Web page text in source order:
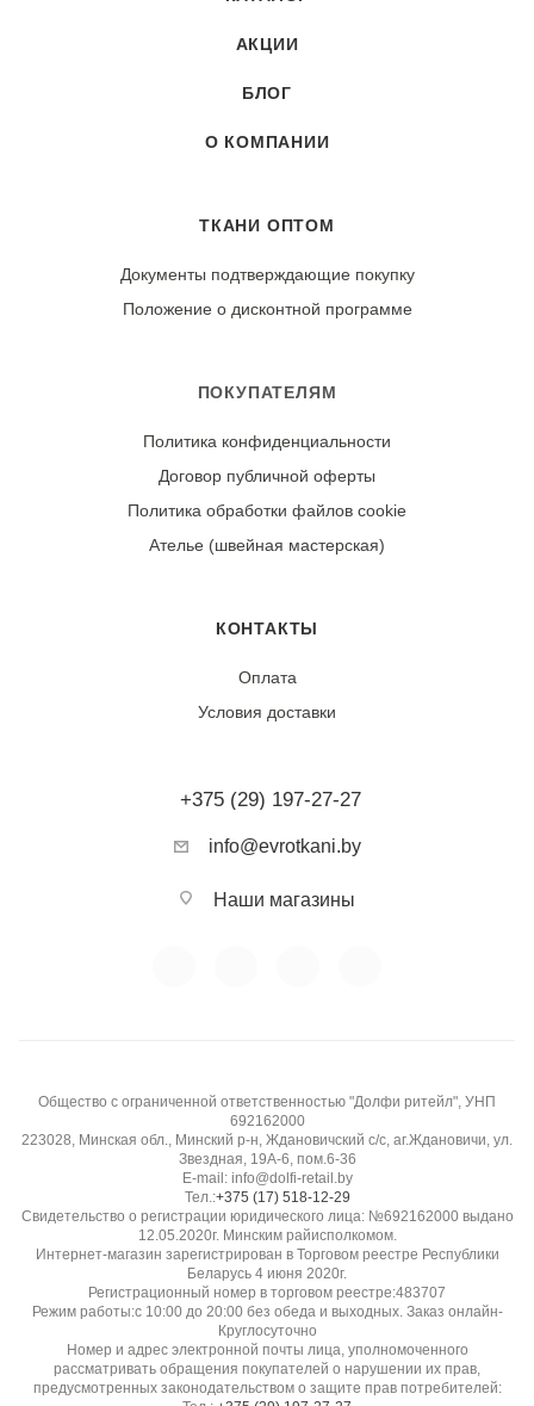
АКЦИИ
БЛОГ
О КОМПАНИИ
ТКАНИ ОПТОМ
Документы подтверждающие покупку
Положение о дисконтной программе
ПОКУПАТЕЛЯМ
Политика конфиденциальности
Договор публичной оферты
Политика обработки файлов cookie
Ателье (швейная мастерская)
КОНТАКТЫ
Оплата
Условия доставки
+375 (29) 197-27-27
info@evrotkani.by
Наши магазины
Общество с ограниченной ответственностью "Долфи ритейл", УНП
692162000
223028, Минская обл., Минский р-н, Ждановичский с/с, аг.Ждановичи, ул.
Звездная, 19А-6, пом.6-36
E-mail: info@dolfi-retail.by
Тел.:+375 (17) 518-12-29
Свидетельство о регистрации юридического лица: №692162000 выдано
12.05.2020г. Минским райисполкомом.
Интернет-магазин зарегистрирован в Торговом реестре Республики
Беларусь 4 июня 2020г.
Регистрационный номер в торговом реестре:483707
Режим работы:с 10:00 до 20:00 без обеда и выходных. Заказ онлайн-
Круглосуточно
Номер и адрес электронной почты лица, уполномоченного
рассматривать обращения покупателей о нарушении их прав,
предусмотренных законодательством о защите прав потребителей: